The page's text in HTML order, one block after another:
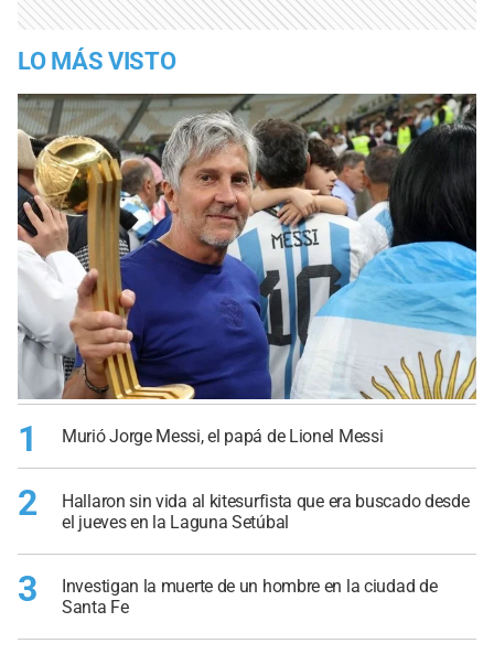
LO MÁS VISTO
1 Murió Jorge Messi, el papá de Lionel Messi
2
Hallaron sin vida al kitesurfista que era buscado desde
el jueves en la Laguna Setúbal
3
Investigan la muerte de un hombre en la ciudad de
Santa Fe